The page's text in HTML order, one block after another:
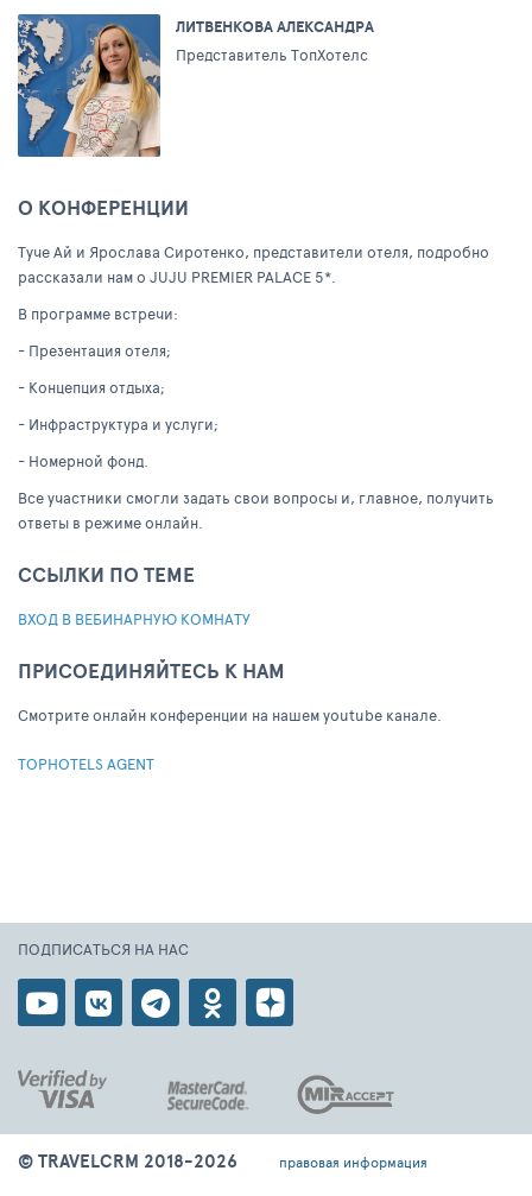
ЛИТВЕНКОВА АЛЕКСАНДРА
Представитель ТопХотелс
О КОНФЕРЕНЦИИ
Туче Ай и Ярослава Сиротенко, представители отеля, подробно
рассказали нам о JUJU PREMIER PALACE 5*.
В программе встречи:
- Презентация отеля;
- Концепция отдыха;
- Инфраструктура и услуги;
- Номерной фонд.
Все участники смогли задать свои вопросы и, главное, получить
ответы в режиме онлайн.
ССЫЛКИ ПО ТЕМЕ
ВХОД В ВЕБИНАРНУЮ КОМНАТУ
ПРИСОЕДИНЯЙТЕСЬ К НАМ
Cмотрите онлайн конференции на нашем youtube канале.
TOPHOTELS AGENT
ПОДПИСАТЬСЯ НА НАС
© TRAVELCRM 2018-2026 правовая информация